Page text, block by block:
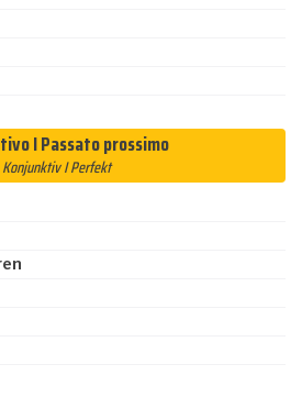
I Passato prossimo
Konjunktiv I Perfekt